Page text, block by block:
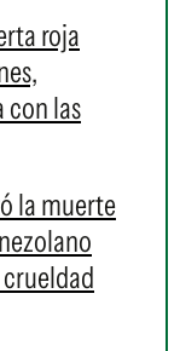
roja
con las
la muerte